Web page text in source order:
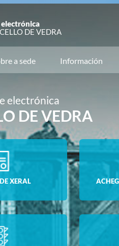
electrónica
DE VEDRA
a sede Información
electrónica
DE VEDRA
XERAL